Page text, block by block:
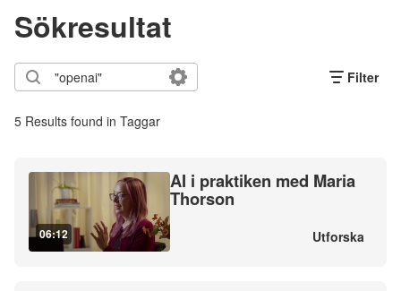
Sökresultat
Filter
5 Results found in Taggar
06:12
AI i praktiken med Maria
Thorson
Utforska